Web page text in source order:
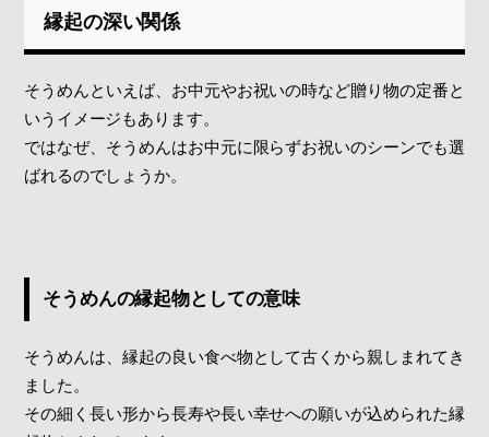
縁起の深い関係
そうめんといえば、お中元やお祝いの時など贈り物の定番と
いうイメージもあります。
ではなぜ、そうめんはお中元に限らずお祝いのシーンでも選
ばれるのでしょうか。
そうめんの縁起物としての意味
そうめんは、縁起の良い食べ物として古くから親しまれてき
ました。
その細く長い形から長寿や長い幸せへの願いが込められた縁